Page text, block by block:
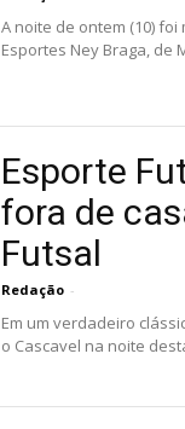
A noite de ontem (10)
Esportes Ney Braga, de
Esporte
fora de
Futsal
Redação -
Em um verdadeiro
o Cascavel na noite